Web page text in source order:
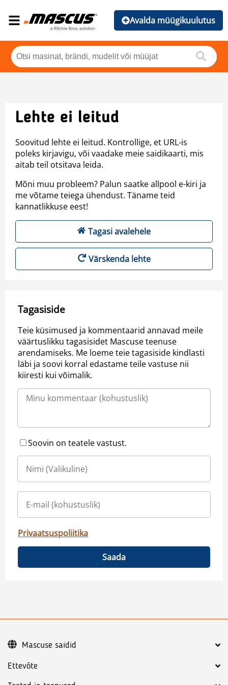
Avalda müügikuulutus
Lehte ei leitud
Soovitud lehte ei leitud. Kontrollige, et URL-is
poleks kirjavigu, või vaadake meie saidikaarti, mis
aitab teil otsitava leida.
Mõni muu probleem? Palun saatke allpool e-kiri ja
me võtame teiega ühendust. Täname teid
kannatlikkuse eest!
Tagasi avalehele
Värskenda lehte
Tagasiside
Teie küsimused ja kommentaarid annavad meile
väärtuslikku tagasisidet Mascuse teenuse
arendamiseks. Me loeme teie tagasiside kindlasti
läbi ja soovi korral edastame teile vastuse nii
kiiresti kui võimalik.
Soovin on teatele vastust.
Privaatsuspoliitika
Saada
Ettevõte
Mascuse saidid